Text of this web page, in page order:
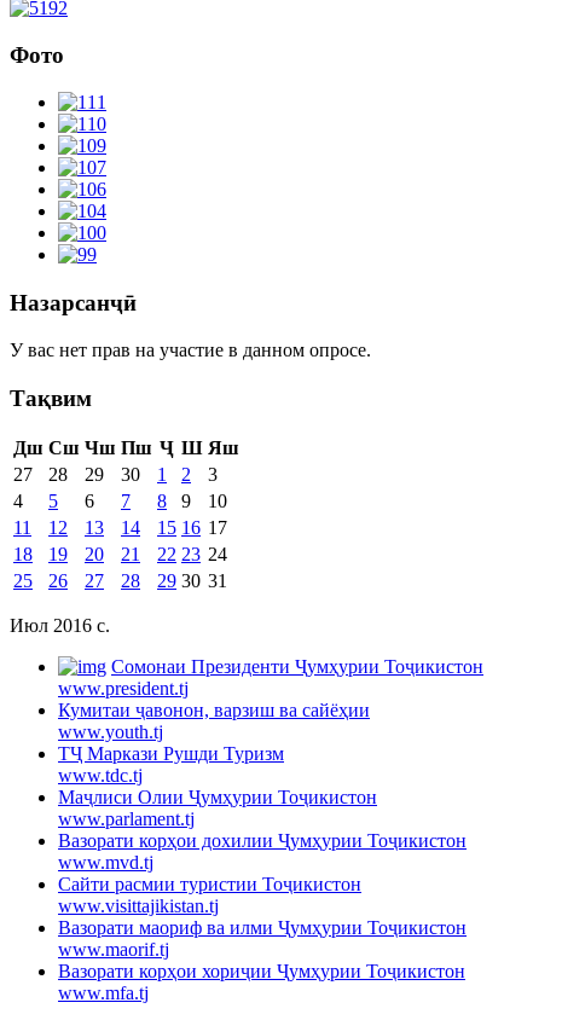
Фото
Назарсанҷӣ
У вас нет прав на участие в данном опросе.
Тақвим
Дш Сш Чш Пш Ҷ Ш Яш
27
28 29 30 1 2
3
4
5 6 7 8 9
10
11
12 13 14 15 16 17
18
19 20 21 22 23 24
25
26 27 28 29 30 31
Июл 2016 c.
Cомонаи Президенти Ҷумҳурии Тоҷикистон
www.president.tj
Кумитаи ҷавонон, варзиш ва сайёҳии
www.youth.tj
ТҶ Маркази Рушди Туризм
www.tdc.tj
Маҷлиси Олии Ҷумҳурии Тоҷикистон
www.parlament.tj
Вазорати корҳои дохилии Ҷумҳурии Тоҷикистон
www.mvd.tj
Сайти расмии туристии Тоҷикистон
www.visittajikistan.tj
Вазорати маориф ва илми Ҷумҳурии Тоҷикистон
www.maorif.tj
Вазорати корҳои хориҷии Ҷумҳурии Тоҷикистон
www.mfa.tj